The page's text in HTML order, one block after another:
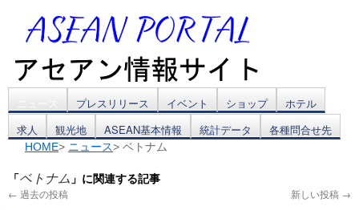
ン
ン
プレスリリース イベント ショップ
ホテル
求人
観光地 ASEAN基本情報 統計データ 各種問合せ先
HOME> ニュース> ベトナム
「ベトナム 」に関連する記事
← 過去の投稿 新しい投稿 →